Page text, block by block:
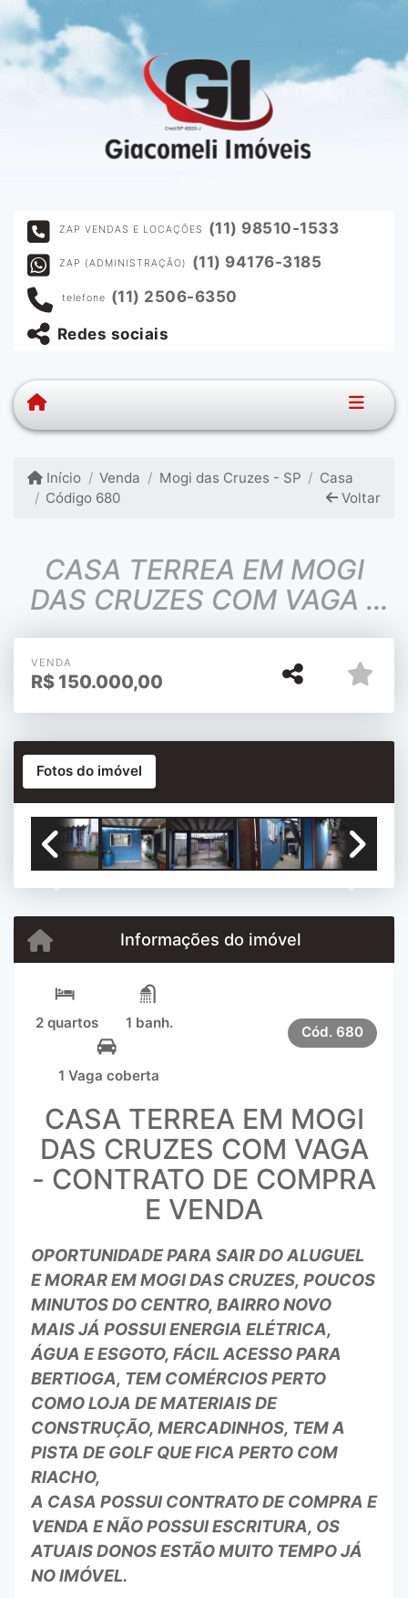
ZAP VENDAS E LOCAÇÕES (11) 98510-1533
ZAP (ADMINISTRAÇÃO) (11) 94176-3185
telefone (11) 2506-6350
Redes sociais
Início Venda Mogi das Cruzes - SP
Casa
Código 680
Voltar
CASA TERREA EM MOGI
DAS CRUZES COM VAGA -
CONTRATO DE COMPRA E
VENDA
R$ 150.000,00
Fotos do imóvel
Informações do imóvel
2 quartos 1 banh.
1 Vaga coberta
Cód. 680
CASA TERREA EM MOGI
DAS CRUZES COM VAGA
- CONTRATO DE COMPRA
E VENDA
OPORTUNIDADE PARA SAIR DO ALUGUEL
E MORAR EM MOGI DAS CRUZES, POUCOS
MINUTOS DO CENTRO, BAIRRO NOVO
MAIS JÁ POSSUI ENERGIA ELÉTRICA,
ÁGUA E ESGOTO, FÁCIL ACESSO PARA
BERTIOGA, TEM COMÉRCIOS PERTO
COMO LOJA DE MATERIAIS DE
CONSTRUÇÃO, MERCADINHOS, TEM A
PISTA DE GOLF QUE FICA PERTO COM
RIACHO,
A CASA POSSUI CONTRATO DE COMPRA E
VENDA E NÃO POSSUI ESCRITURA, OS
ATUAIS DONOS ESTÃO MUITO TEMPO JÁ
NO IMÓVEL.